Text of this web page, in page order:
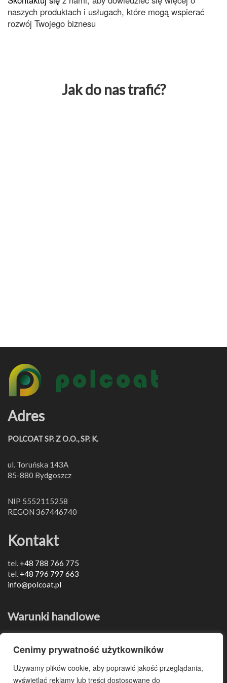
Cenimy prywatność użytkowników
Używamy plików cookie, aby poprawić jakość przeglądania,
wyświetlać reklamy lub treści dostosowane do
naszych produktach i usługach, które mogą wspierać
rozwój Twojego biznesu
Jak do nas trafić?
Adres
POLCOAT SP. Z O.O., SP. K.
ul. Toruńska 143A
85-880 Bydgoszcz
NIP 5552115258
REGON 367446740
Kontakt
tel. +48 788 766 775
tel. +48 796 797 663
info@polcoat.pl
Warunki handlowe
Szczegółowe warunki gwarancji – SWR
Formularz Reklamacyjny